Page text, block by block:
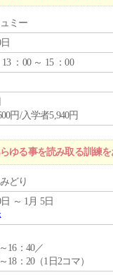
ミー
13 ：00 ～ 15 ：00
円/入学者5,940円
ゆる事を読み取る訓練を
どり
～ 1月 5日
16：40／
18：20（1日2コマ）